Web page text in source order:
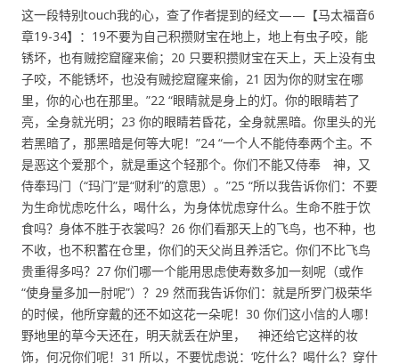
这一段特别touch我的心，查了作者提到的经文——【马太福音6
章19-34】：19不要为自己积攒财宝在地上，地上有虫子咬，能
锈坏，也有贼挖窟窿来偷；20 只要积攒财宝在天上，天上没有虫
子咬，不能锈坏，也没有贼挖窟窿来偷，21 因为你的财宝在哪
里，你的心也在那里。”22 “眼睛就是身上的灯。你的眼睛若了
亮，全身就光明；23 你的眼睛若昏花，全身就黑暗。你里头的光
若黑暗了，那黑暗是何等大呢！”24 “一个人不能侍奉两个主。不
是恶这个爱那个，就是重这个轻那个。你们不能又侍奉 神，又
侍奉玛门（“玛门”是“财利”的意思）。”25 “所以我告诉你们：不要
为生命忧虑吃什么，喝什么，为身体忧虑穿什么。生命不胜于饮
食吗？身体不胜于衣裳吗？26 你们看那天上的飞鸟，也不种，也
不收，也不积蓄在仓里，你们的天父尚且养活它。你们不比飞鸟
贵重得多吗？27 你们哪一个能用思虑使寿数多加一刻呢（或作
“使身量多加一肘呢”）？29 然而我告诉你们：就是所罗门极荣华
的时候，他所穿戴的还不如这花一朵呢！30 你们这小信的人哪！
野地里的草今天还在，明天就丢在炉里， 神还给它这样的妆
饰，何况你们呢！31 所以，不要忧虑说：‘吃什么？喝什么？穿什